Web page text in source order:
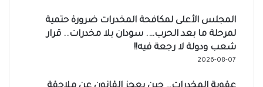
المجلس الأعلى لمكافحة المخدرات ضرورة حتمية
لمرحلة ما بعد الحرب…. سودان بلا مخدرات.. قرار
شعب ودولة لا رجعة فيه!!
2026-08-07